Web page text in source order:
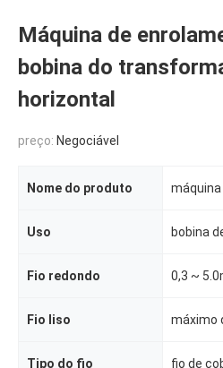
Máquina de
bobina do
horizontal
preço: Negociável
Nome do produto
Uso bobina
Fio redondo 0,3 ~
Fio liso máximo
Tipo do fio fio de